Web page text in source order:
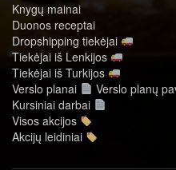
Knygų mainai
Duonos receptai
Dropshipping tiekėjai
Tiekėjai iš Lenkijos
Tiekėjai iš Turkijos
Verslo planai
Verslo planų
Kursiniai darbai
Visos akcijos
Akcijų leidiniai